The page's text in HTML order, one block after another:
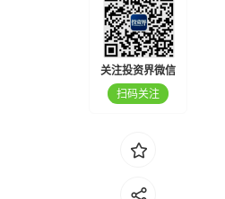
关注投资界微信
扫码关注